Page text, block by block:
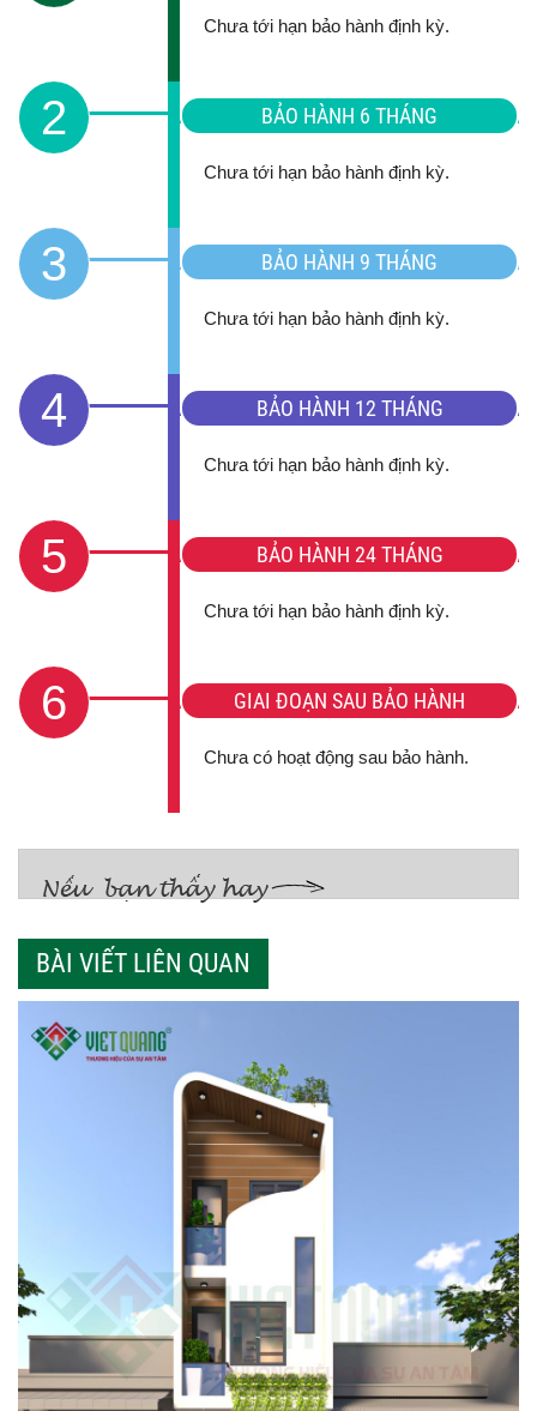
Chưa tới hạn bảo hành định kỳ.
2 BẢO HÀNH 6 THÁNG
Chưa tới hạn bảo hành định kỳ.
3 BẢO HÀNH 9 THÁNG
Chưa tới hạn bảo hành định kỳ.
4 BẢO HÀNH 12 THÁNG
Chưa tới hạn bảo hành định kỳ.
5 BẢO HÀNH 24 THÁNG
Chưa tới hạn bảo hành định kỳ.
6 GIAI ĐOẠN SAU BẢO HÀNH
Chưa có hoạt động sau bảo hành.
BÀI VIẾT LIÊN QUAN